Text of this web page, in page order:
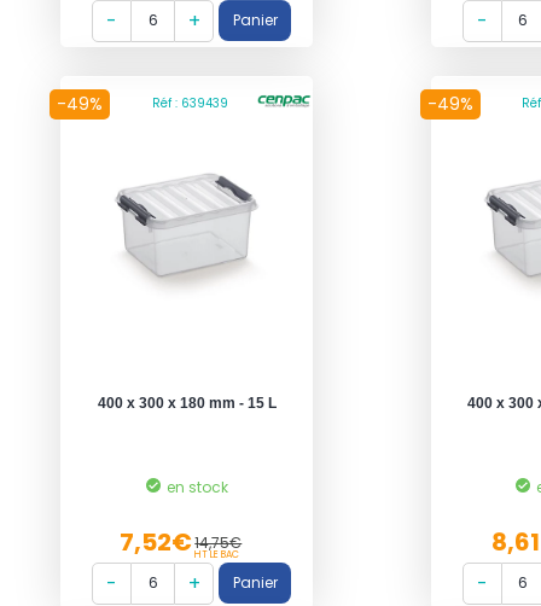
-49% Réf : 639439
400 x 300 x 180 mm - 15 L
en stock
7,52€14,75€
HT LE BAC
-49%
400 x 300